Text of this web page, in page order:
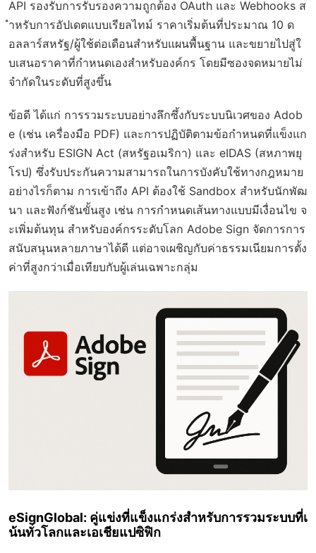
API รองรับการรับรองความถูกต้อง OAuth และ Webhooks ส
ำหรับการอัปเดตแบบเรียลไทม์ ราคาเริ่มต้นที่ประมาณ 10 ด
อลลาร์สหรัฐ/ผู้ใช้ต่อเดือนสำหรับแผนพื้นฐาน และขยายไปสู่ใ
บเสนอราคาที่กำหนดเองสำหรับองค์กร โดยมีซองจดหมายไม่
จำกัดในระดับที่สูงขึ้น
ข้อดี ได้แก่ การรวมระบบอย่างลึกซึ้งกับระบบนิเวศของ Adob
e (เช่น เครื่องมือ PDF) และการปฏิบัติตามข้อกำหนดที่แข็งแก
ร่งสำหรับ ESIGN Act (สหรัฐอเมริกา) และ eIDAS (สหภาพยุ
โรป) ซึ่งรับประกันความสามารถในการบังคับใช้ทางกฎหมาย
อย่างไรก็ตาม การเข้าถึง API ต้องใช้ Sandbox สำหรับนักพัฒ
นา และฟังก์ชันขั้นสูง เช่น การกำหนดเส้นทางแบบมีเงื่อนไข จ
ะเพิ่มต้นทุน สำหรับองค์กรระดับโลก Adobe Sign จัดการการ
สนับสนุนหลายภาษาได้ดี แต่อาจเผชิญกับค่าธรรมเนียมการตั้ง
ค่าที่สูงกว่าเมื่อเทียบกับผู้เล่นเฉพาะกลุ่ม
eSignGlobal: คู่แข่งที่แข็งแกร่งสำหรับการรวมระบบที่เ
น้นทั่วโลกและเอเชียแปซิฟิก